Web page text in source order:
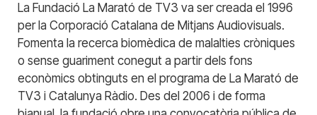
La Fundació La Marató de TV3 va ser creada el 1996
per la Corporació Catalana de Mitjans Audiovisuals.
Fomenta la recerca biomèdica de malalties cròniques
o sense guariment conegut a partir dels fons
econòmics obtinguts en el programa de La Marató de
TV3 i Catalunya Ràdio. Des del 2006 i de forma